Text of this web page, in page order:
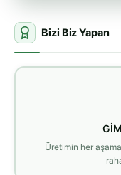
Bizi Biz Yapan
Üretimin her